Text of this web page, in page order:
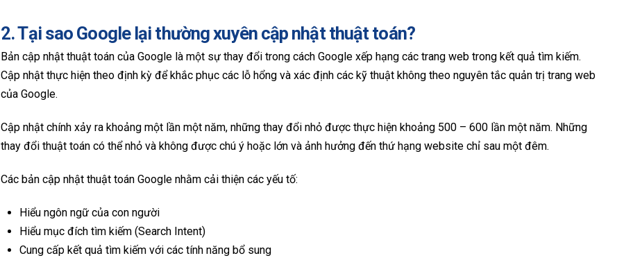
2. Tại sao Google lại thường xuyên cập nhật thuật toán?
Bản cập nhật thuật toán của Google là một sự thay đổi trong cách Google xếp hạng các trang web trong kết quả tìm kiếm.
Cập nhật thực hiện theo định kỳ để khắc phục các lỗ hổng và xác định các kỹ thuật không theo nguyên tắc quản trị trang web
của Google.
Cập nhật chính xảy ra khoảng một lần một năm, những thay đổi nhỏ được thực hiện khoảng 500 – 600 lần một năm. Những
thay đổi thuật toán có thể nhỏ và không được chú ý hoặc lớn và ảnh hưởng đến thứ hạng website chỉ sau một đêm.
Các bản cập nhật thuật toán Google nhằm cải thiện các yếu tố:
Hiểu ngôn ngữ của con người
Hiểu mục đích tìm kiếm (Search Intent)
Cung cấp kết quả tìm kiếm với các tính năng bổ sung